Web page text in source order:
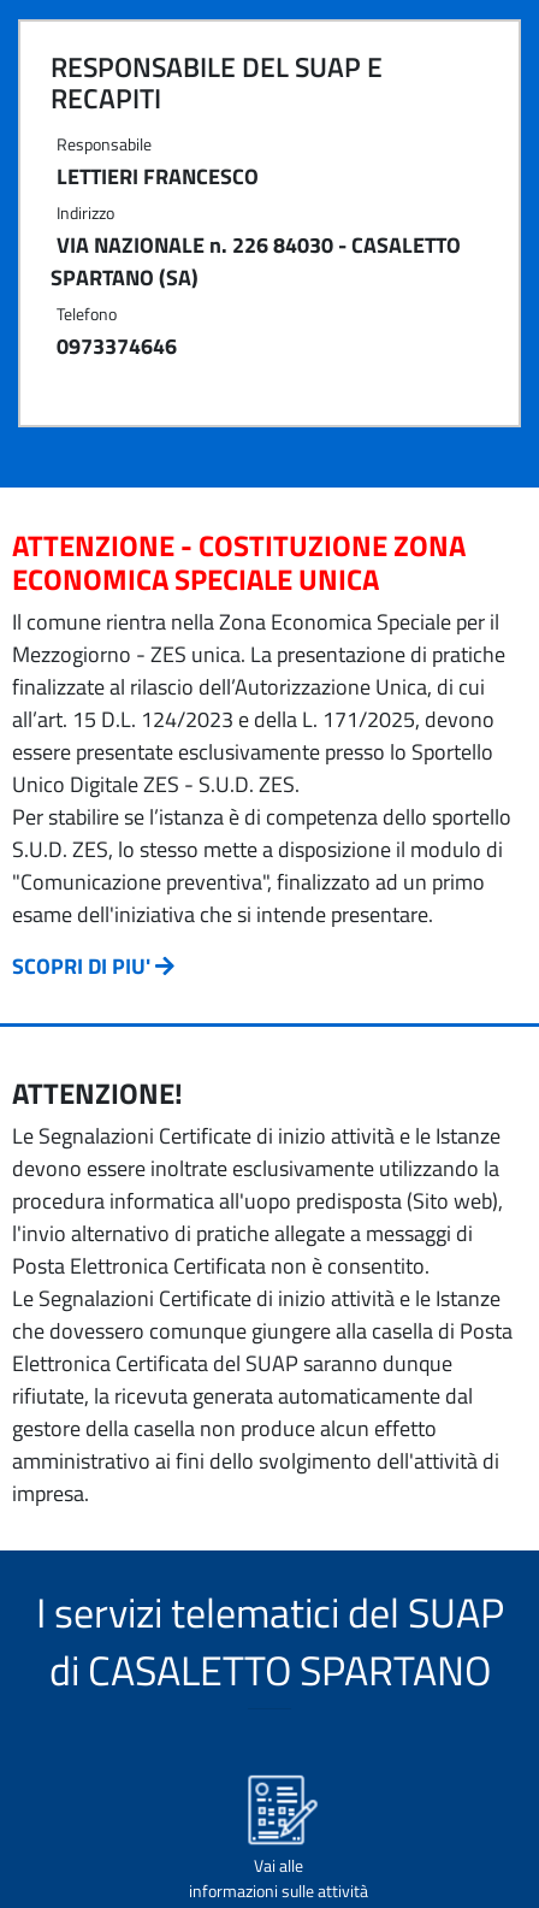
RESPONSABILE DEL SUAP E
RECAPITI
Responsabile
LETTIERI FRANCESCO
Indirizzo
VIA NAZIONALE n. 226 84030 - CASALETTO
SPARTANO (SA)
Telefono
0973374646
ATTENZIONE - COSTITUZIONE ZONA
ECONOMICA SPECIALE UNICA
Il comune rientra nella Zona Economica Speciale per il
Mezzogiorno - ZES unica. La presentazione di pratiche
finalizzate al rilascio dell’Autorizzazione Unica, di cui
all’art. 15 D.L. 124/2023 e della L. 171/2025, devono
essere presentate esclusivamente presso lo Sportello
Unico Digitale ZES - S.U.D. ZES.
Per stabilire se l’istanza è di competenza dello sportello
S.U.D. ZES, lo stesso mette a disposizione il modulo di
"Comunicazione preventiva", finalizzato ad un primo
esame dell'iniziativa che si intende presentare.
SCOPRI DI PIU'
ATTENZIONE!
Le Segnalazioni Certificate di inizio attività e le Istanze
devono essere inoltrate esclusivamente utilizzando la
procedura informatica all'uopo predisposta (Sito web),
l'invio alternativo di pratiche allegate a messaggi di
Posta Elettronica Certificata non è consentito.
Le Segnalazioni Certificate di inizio attività e le Istanze
che dovessero comunque giungere alla casella di Posta
Elettronica Certificata del SUAP saranno dunque
rifiutate, la ricevuta generata automaticamente dal
gestore della casella non produce alcun effetto
amministrativo ai fini dello svolgimento dell'attività di
impresa.
I servizi telematici del SUAP
di CASALETTO SPARTANO
Vai alle
informazioni sulle attività